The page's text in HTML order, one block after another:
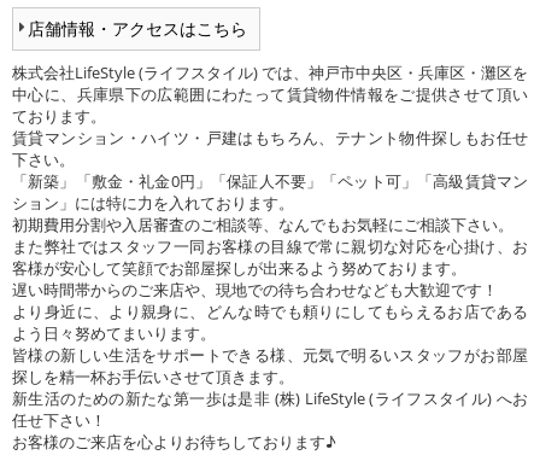
店舗情報・アクセスはこちら
株式会社LifeStyle (ライフスタイル) では、神戸市中央区・兵庫区・灘区を
中心に、兵庫県下の広範囲にわたって賃貸物件情報をご提供させて頂い
ております。
賃貸マンション・ハイツ・戸建はもちろん、テナント物件探しもお任せ
下さい。
「新築」「敷金・礼金0円」「保証人不要」「ペット可」「高級賃貸マン
ション」には特に力を入れております。
初期費用分割や入居審査のご相談等、なんでもお気軽にご相談下さい。
また弊社ではスタッフ一同お客様の目線で常に親切な対応を心掛け、お
客様が安心して笑顔でお部屋探しが出来るよう努めております。
遅い時間帯からのご来店や、現地での待ち合わせなども大歓迎です！
より身近に、より親身に、どんな時でも頼りにしてもらえるお店である
よう日々努めてまいります。
皆様の新しい生活をサポートできる様、元気で明るいスタッフがお部屋
探しを精一杯お手伝いさせて頂きます。
新生活のための新たな第一歩は是非 (株) LifeStyle (ライフスタイル) へお
任せ下さい！
お客様のご来店を心よりお待ちしております♪